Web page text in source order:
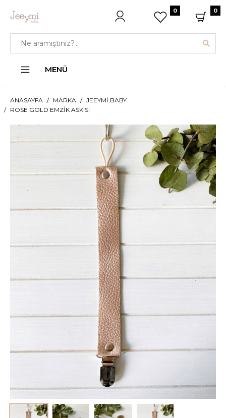
0 0
MENÜ
ANASAYFA MARKA
JEEYMI BABY
ROSE GOLD EMZIK ASKISI